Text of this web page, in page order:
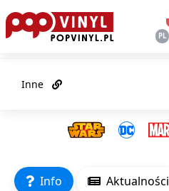
PL
Inne
Info Aktualności